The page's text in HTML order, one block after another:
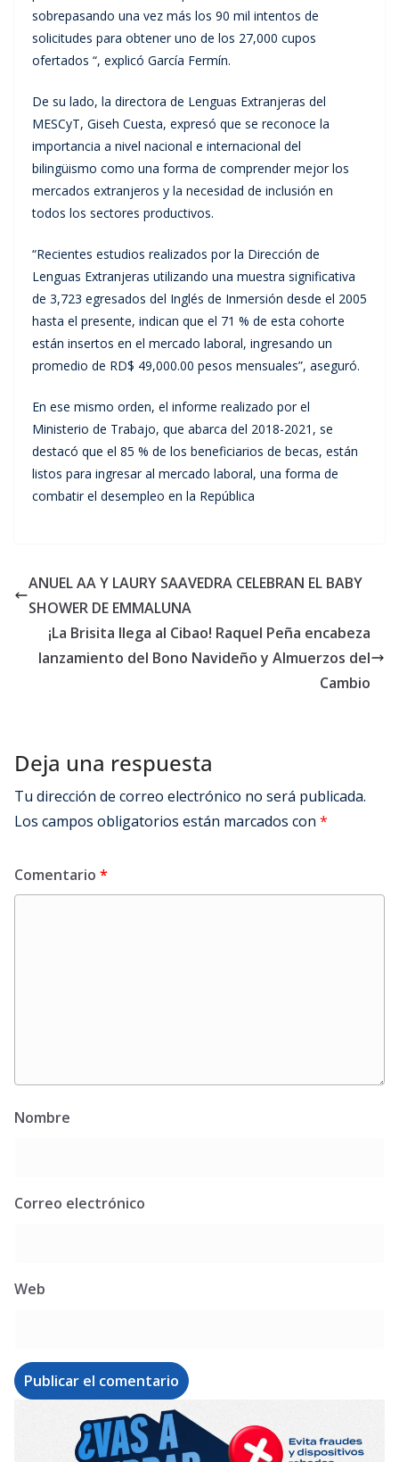
sobrepasando una vez más los 90 mil intentos de
solicitudes para obtener uno de los 27,000 cupos
ofertados “, explicó García Fermín.
De su lado, la directora de Lenguas Extranjeras del
MESCyT, Giseh Cuesta, expresó que se reconoce la
importancia a nivel nacional e internacional del
bilingüismo como una forma de comprender mejor los
mercados extranjeros y la necesidad de inclusión en
todos los sectores productivos.
“Recientes estudios realizados por la Dirección de
Lenguas Extranjeras utilizando una muestra significativa
de 3,723 egresados del Inglés de Inmersión desde el 2005
hasta el presente, indican que el 71 % de esta cohorte
están insertos en el mercado laboral, ingresando un
promedio de RD$ 49,000.00 pesos mensuales”, aseguró.
En ese mismo orden, el informe realizado por el
Ministerio de Trabajo, que abarca del 2018-2021, se
destacó que el 85 % de los beneficiarios de becas, están
listos para ingresar al mercado laboral, una forma de
combatir el desempleo en la República
ANUEL AA Y LAURY SAAVEDRA CELEBRAN EL BABY
SHOWER DE EMMALUNA
¡La Brisita llega al Cibao! Raquel Peña encabeza
lanzamiento del Bono Navideño y Almuerzos del
Cambio
Deja una respuesta
Tu dirección de correo electrónico no será publicada.
Los campos obligatorios están marcados con *
Comentario *
Nombre
Correo electrónico
Web